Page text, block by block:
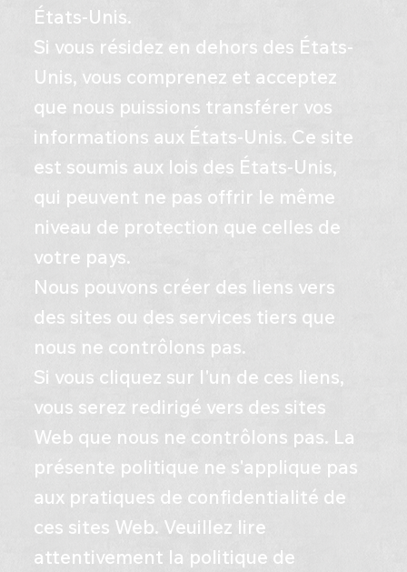
États-Unis.
​Si vous résidez en dehors des États-
Unis, vous comprenez et acceptez
que nous puissions transférer vos
informations aux États-Unis. Ce site
est soumis aux lois des États-Unis,
qui peuvent ne pas offrir le même
niveau de protection que celles de
votre pays.
Nous pouvons créer des liens vers
des sites ou des services tiers que
nous ne contrôlons pas.
Si vous cliquez sur l'un de ces liens,
vous serez redirigé vers des sites
Web que nous ne contrôlons pas. La
présente politique ne s'applique pas
aux pratiques de confidentialité de
ces sites Web. Veuillez lire
attentivement la politique de